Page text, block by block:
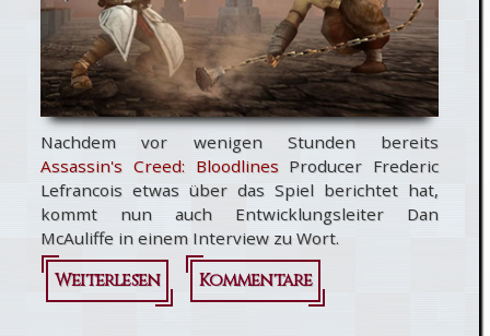
Nachdem vor wenigen Stunden bereits
Assassin's Creed: BloodlinesProducer Frederic
Lefrancois etwas über das Spiel berichtet hat,
kommt nun auch Entwicklungsleiter Dan
McAuliffe in einem Interview zu Wort.
Weiterlesen
über
Kommentare